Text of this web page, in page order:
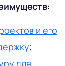
и его
;
для